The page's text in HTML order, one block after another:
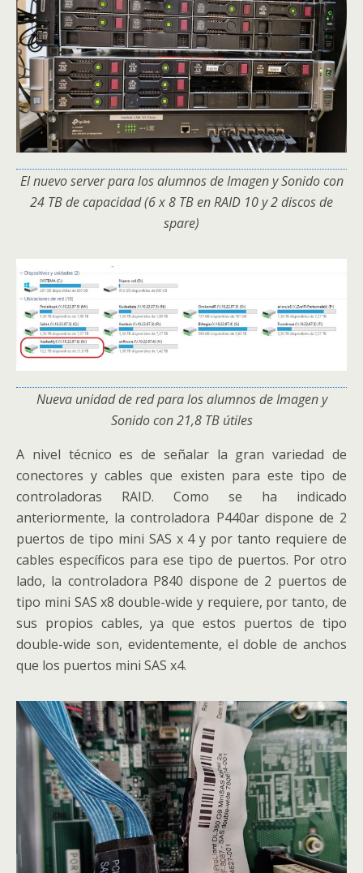
El nuevo server para los alumnos de Imagen y Sonido con
24 TB de capacidad (6 x 8 TB en RAID 10 y 2 discos de
spare)
Nueva unidad de red para los alumnos de Imagen y
Sonido con 21,8 TB útiles
A nivel técnico es de señalar la gran variedad de
conectores y cables que existen para este tipo de
controladoras RAID. Como se ha indicado
anteriormente, la controladora P440ar dispone de 2
puertos de tipo mini SAS x 4 y por tanto requiere de
cables específicos para ese tipo de puertos. Por otro
lado, la controladora P840 dispone de 2 puertos de
tipo mini SAS x8 double-wide y requiere, por tanto, de
sus propios cables, ya que estos puertos de tipo
double-wide son, evidentemente, el doble de anchos
que los puertos mini SAS x4.